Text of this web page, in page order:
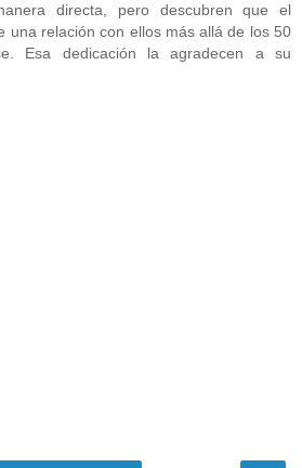
directa, pero descubren que el
una relación con ellos más allá de los 50
Esa dedicación la agradecen a su